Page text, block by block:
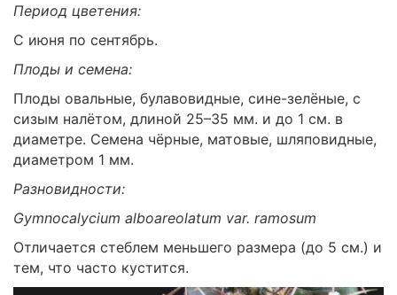
Период цветения:
С июня по сентябрь.
Плоды и семена:
Плоды овальные, булавовидные, сине-зелёные, с
сизым налётом, длиной 25–35 мм. и до 1 см. в
диаметре. Семена чёрные, матовые, шляповидные,
диаметром 1 мм.
Разновидности:
Gymnocalycium alboareolatum var. ramosum
Отличается стеблем меньшего размера (до 5 см.) и
тем, что часто кустится.